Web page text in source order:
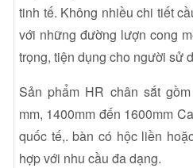
tinh tế. Không nhiều chi tiết
với những đường lượn cong
trọng, tiện dụng cho người sử
Sản phẩm HR chân sắt
mm, 1400mm đến 1600mm
quốc tế,. bàn có hộc liền
hợp với nhu cầu đa dạng.